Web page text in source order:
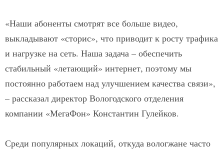
«Наши абоненты смотрят все больше видео,
выкладывают «сторис», что приводит к росту трафика
и нагрузке на сеть. Наша задача – обеспечить
стабильный «летающий» интернет, поэтому мы
постоянно работаем над улучшением качества связи»,
– рассказал директор Вологодского отделения
компании «МегаФон» Константин Гулейков.
Среди популярных локаций, откуда вологжане часто